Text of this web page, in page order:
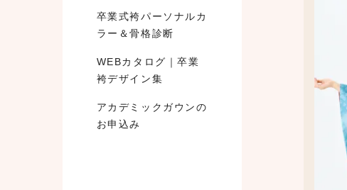
卒業式袴パーソナルカ
ラー＆骨格診断
WEBカタログ｜卒業
袴デザイン集
アカデミックガウンの
お申込み